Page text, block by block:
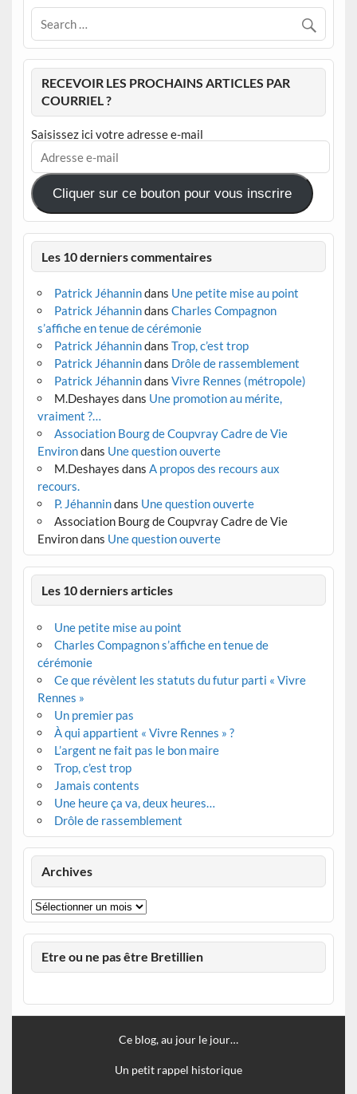
RECEVOIR LES PROCHAINS ARTICLES PAR
COURRIEL ?
Saisissez ici votre adresse e-mail
Adresse
mail
Cliquer sur ce bouton pour vous inscrire
Les 10 derniers commentaires
Patrick Jéhannindans Une petite mise au point
Patrick Jéhannindans Charles Compagnon
s’affiche en tenue de cérémonie
Patrick Jéhannindans Trop, c’est trop
Patrick Jéhannindans Drôle de rassemblement
Patrick Jéhannindans Vivre Rennes (métropole)
M.Deshayes dans Une promotion au mérite,
vraiment ?…
Association Bourg de Coupvray Cadre de Vie
Environdans Une question ouverte
M.Deshayes dans A propos des recours aux
recours.
P. Jéhannindans Une question ouverte
Association Bourg de Coupvray Cadre de Vie
Environdans Une question ouverte
Les 10 derniers articles
Une petite mise au point
Charles Compagnon s’affiche en tenue de
cérémonie
Ce que révèlent les statuts du futur parti « Vivre
Rennes »
Un premier pas
À qui appartient « Vivre Rennes » ?
L’argent ne fait pas le bon maire
Trop, c’est trop
Jamais contents
Une heure ça va, deux heures…
Drôle de rassemblement
Archives
Archives
Etre ou ne pas être Bretillien
Ce blog, au jour le jour…
Un petit rappel historique